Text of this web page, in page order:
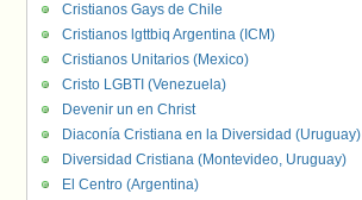
Cristianos Gays de Chile
Cristianos lgttbiq Argentina (ICM)
Cristianos Unitarios (Mexico)
Cristo LGBTI (Venezuela)
Devenir un en Christ
Diaconía Cristiana en la Diversidad (Uruguay)
Diversidad Cristiana (Montevideo, Uruguay)
El Centro (Argentina)